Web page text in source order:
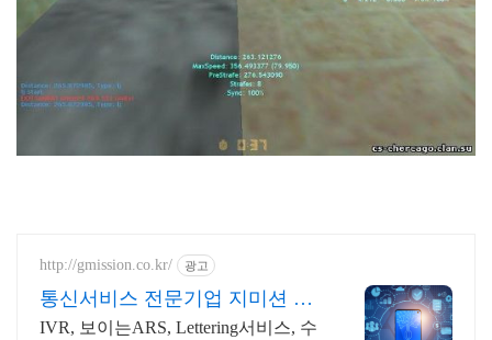
http://gmission.co.kr/ 광고
통신서비스 전문기업 지미션 22
년 정보통신공사업 지미션
IVR, 보이는ARS, Lettering서비스, 수